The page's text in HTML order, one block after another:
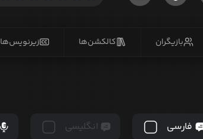
بازیگران کالکشن‌ها زیرنویس‌ها
فارسی انگلیسی